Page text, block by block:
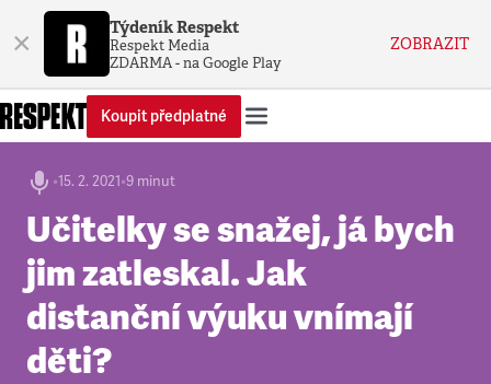
× Týdeník Respekt
Respekt Media
ZDARMA - na Google Play
ZOBRAZIT
Koupit předplatné
•15. 2. 2021•9 minut
Učitelky se snažej, já bych
jim zatleskal. Jak
distanční výuku vnímají
děti?